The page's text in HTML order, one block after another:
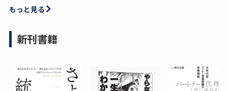
もっと見る
新刊書籍